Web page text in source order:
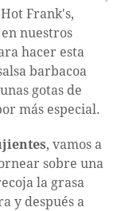
Frank's,
nuestros
hacer esta
barbacoa
gotas de
más especial.
, vamos a
sobre una
la grasa
y después a